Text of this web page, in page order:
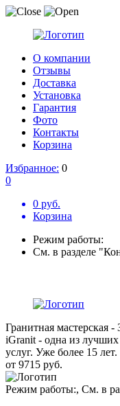
О компании
Отзывы
Доставка
Установка
Гарантия
Фото
Контакты
Корзина
Избранное: 0
0
0 руб.
Корзина
Режим работы:
См. в разделе
Гранитная мастерская
iGranit - одна из
услуг. Уже более 15 лет.
от 9715 руб.
Режим работы:, См. в